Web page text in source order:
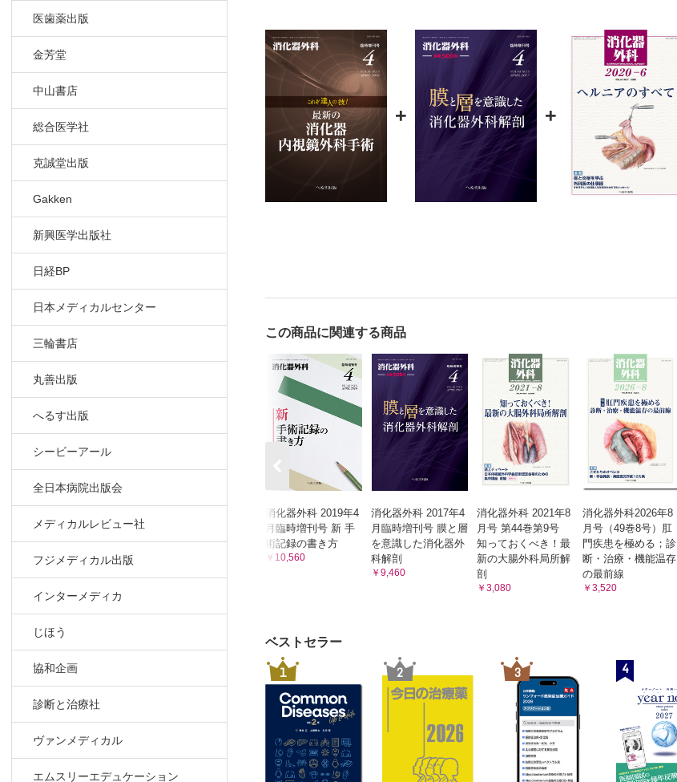
医歯薬出版
金芳堂
中山書店
総合医学社
克誠堂出版
Gakken
新興医学出版社
日経BP
日本メディカルセンター
三輪書店
丸善出版
へるす出版
シービーアール
全日本病院出版会
メディカルレビュー社
フジメディカル出版
インターメディカ
じほう
協和企画
診断と治療社
ヴァンメディカル
エムスリーエデュケーション
7．腹腔鏡下左肝切除術
大阪市立総合医療センター肝胆膵外科／金沢 景繁 他
8．腹腔鏡下肝右3区域切除術
堺市立総合医療センター肝胆膵外科／中平 伸 他
9．腹腔鏡補助下肝グラフト採取術（ハイブリッド肝グラフト採取術）
長崎大学大学院医歯薬学総合研究科移植・消化器外科学／曽山 明彦 他
国際医療福祉大学市川病院消化器外科／板野 理 他
東京医科大学医学部消化器・小児外科学分野／永川 裕一 他
岩手医科大学医学部外科学講座／佐々木 章 他
+ +
この商品に関連する商品
消化器外科 2019年4
月臨時増刊号 新 手
術記録の書き方
￥10,560
消化器外科 2017年4
月臨時増刊号 膜と層
を意識した消化器外
科解剖
￥9,460
消化器外科 2021年8
月号 第44巻第9号
知っておくべき！最
新の大腸外科局所解
剖
￥3,080
消化器外科2026年8
月号（49巻8号）肛
門疾患を極める；診
断・治療・機能温存
の最前線
￥3,520
ベストセラー
1 2 3 4